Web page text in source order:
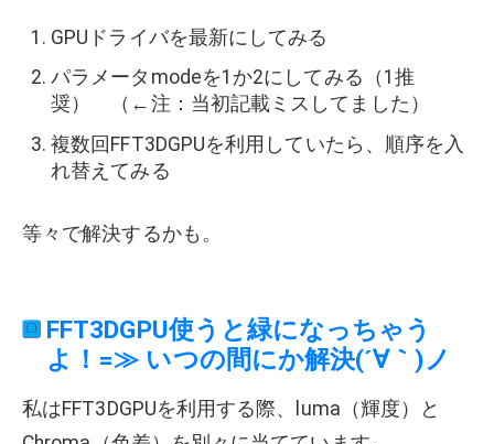
GPUドライバを最新にしてみる
パラメータmodeを1か2にしてみる（1推
奨） （←注：当初記載ミスしてました）
複数回FFT3DGPUを利用していたら、順序を入
れ替えてみる
等々で解決するかも。
FFT3DGPU使うと緑になっちゃう
よ！=≫ いつの間にか解決(´∀｀)ノ
私はFFT3DGPUを利用する際、luma（輝度）と